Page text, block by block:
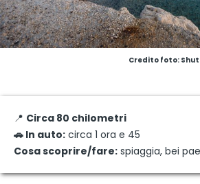
Credito foto:
📍 Circa 80 chilometri
🚗 In auto: circa 1 ora e 45
Cosa scoprire/fare: spiaggia, bei